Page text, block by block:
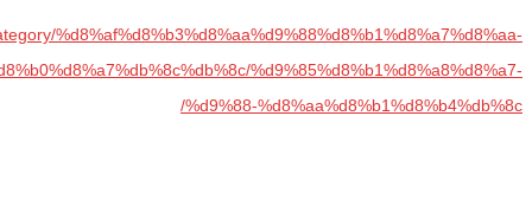
%d8%af%d8%b3%d8%aa%d9%88%d8%b1%d8%a7%d8%aa-
%d9%85%d8%b1%d8%a8%d8%a7-
%d9%88-%d8%aa%d8%b1%d8%b4%db%8c/